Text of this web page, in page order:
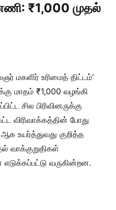
₹1,000 முதல்
மகளிர் உரிமைத் திட்டம்’
மாதம் ₹1,000 வழங்கி
சில பிரிவினருக்கு
விரிவாக்கத்தின் போது
உயர்த்துவது குறித்த
வருகின்றன.